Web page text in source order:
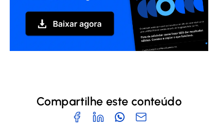
Compartilhe este conteúdo